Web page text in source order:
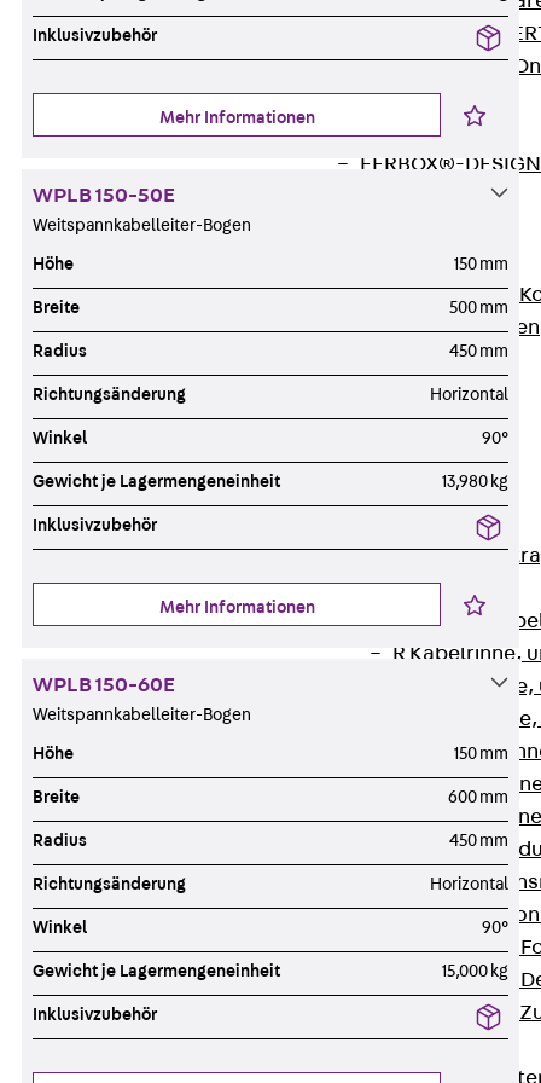
JORDAHL®
JORDAHL® JVB
ISOCHECK
ISODESIGN
FERBOX®-
Services
Beratung, Planung,
Individuelle Lösungen
Zurück Ausbau
Produkte
Produkte
Kabeltragsysteme
Zurück
Kabelrinnen
Zurück
R Kabelrinne,
RS
RG
RGM
RGS
RGL
RI
RIS
Kabelrinnen-
Kabelrinnen-
Kabelrinnen-
Gitterbahnen
Zurück
Inklusivzubehör
Mehr Informationen
WPLB 150-50E
Weitspannkabelleiter-Bogen
Höhe 150 mm
Breite 500 mm
Radius 450 mm
Richtungsänderung Horizontal
Winkel 90°
Gewicht je Lagermengeneinheit 13,980 kg
Inklusivzubehör
Mehr Informationen
WPLB 150-60E
Weitspannkabelleiter-Bogen
Höhe 150 mm
Breite 600 mm
Radius 450 mm
Richtungsänderung Horizontal
Winkel 90°
Gewicht je Lagermengeneinheit 15,000 kg
Inklusivzubehör